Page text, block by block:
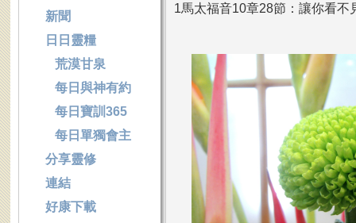
1馬太福音10章28節：讓你看不
新聞
日日靈糧
荒漠甘泉
每日與神有約
每日寶訓365
每日單獨會主
分享靈修
連結
好康下載